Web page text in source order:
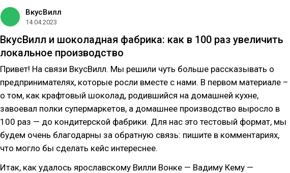
ВкусВилл
14.04.2023
ВкусВилл и шоколадная фабрика: как в 100 раз увеличить
локальное производство
Привет! На связи ВкусВилл. Мы решили чуть больше рассказывать о
предпринимателях, которые росли вместе с нами. В первом материале –
о том, как крафтовый шоколад, родившийся на домашней кухне,
завоевал полки супермаркетов, а домашнее производство выросло в
100 раз — до кондитерской фабрики. Для нас это тестовый формат, мы
будем очень благодарны за обратную связь: пишите в комментариях,
что могло бы сделать кейс интереснее.
Итак, как удалось ярославскому Вилли Вонке — Вадиму Кему —